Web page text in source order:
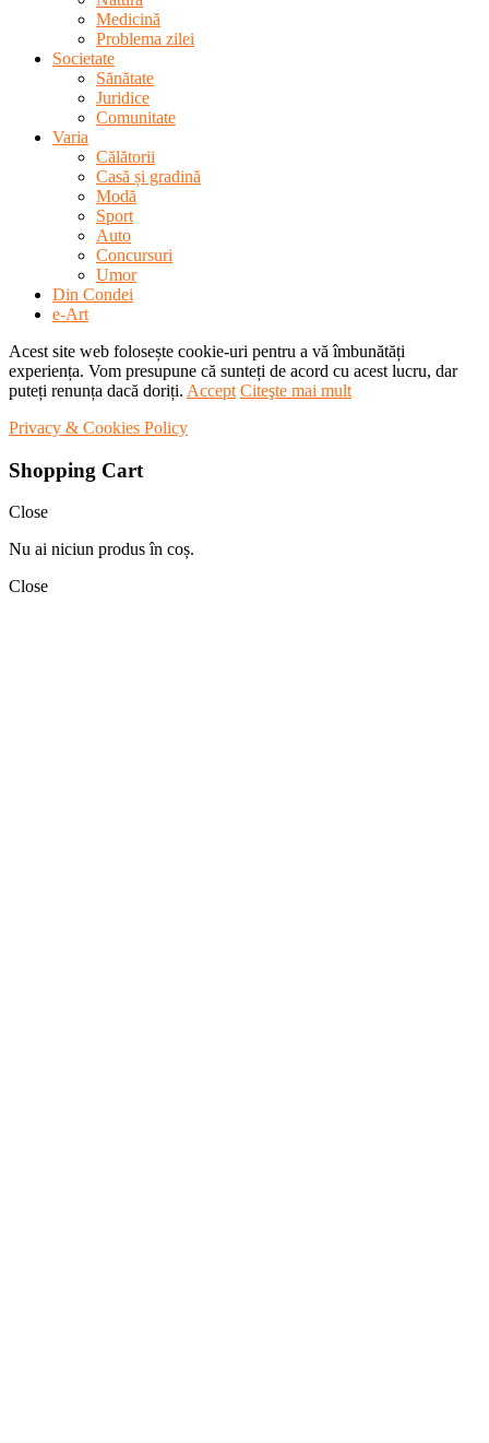
Medicină
Problema zilei
Societate
Sănătate
Juridice
Comunitate
Varia
Călătorii
Casă și gradină
Modă
Sport
Auto
Concursuri
Umor
Din Condei
e-Art
Acest site web folosește cookie-uri pentru a vă îmbunătăți
experiența. Vom presupune că sunteți de acord cu acest lucru, dar
puteți renunța dacă doriți. Accept Citeşte mai mult
Privacy & Cookies Policy
Shopping Cart
Close
Nu ai niciun produs în coș.
Close